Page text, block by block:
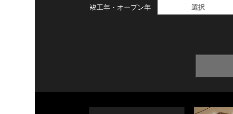
竣工年・ オープン年 選択